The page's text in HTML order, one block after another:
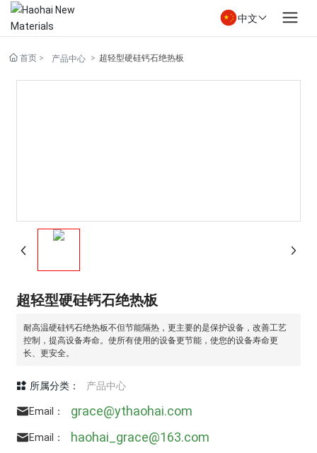
中文
首页 产品中心 超轻型硬硅钙石绝热板
超轻型硬硅钙石绝热板
耐高温硬硅钙石绝热板不但节能隔热，更主要的是保护设备，改善工艺
控制，提高设备寿命。使所有使用的设备更节能，使您的设备寿命更
长、更安全。
所属分类：
产品中心
Email：
grace@ythaohai.com
Email： haohai_grace@163.com